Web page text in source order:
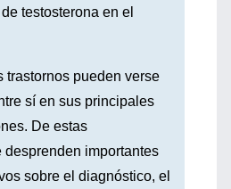
testosterona en el
trastornos pueden verse
sí en sus principales
De estas
importantes
sobre el diagnóstico, el